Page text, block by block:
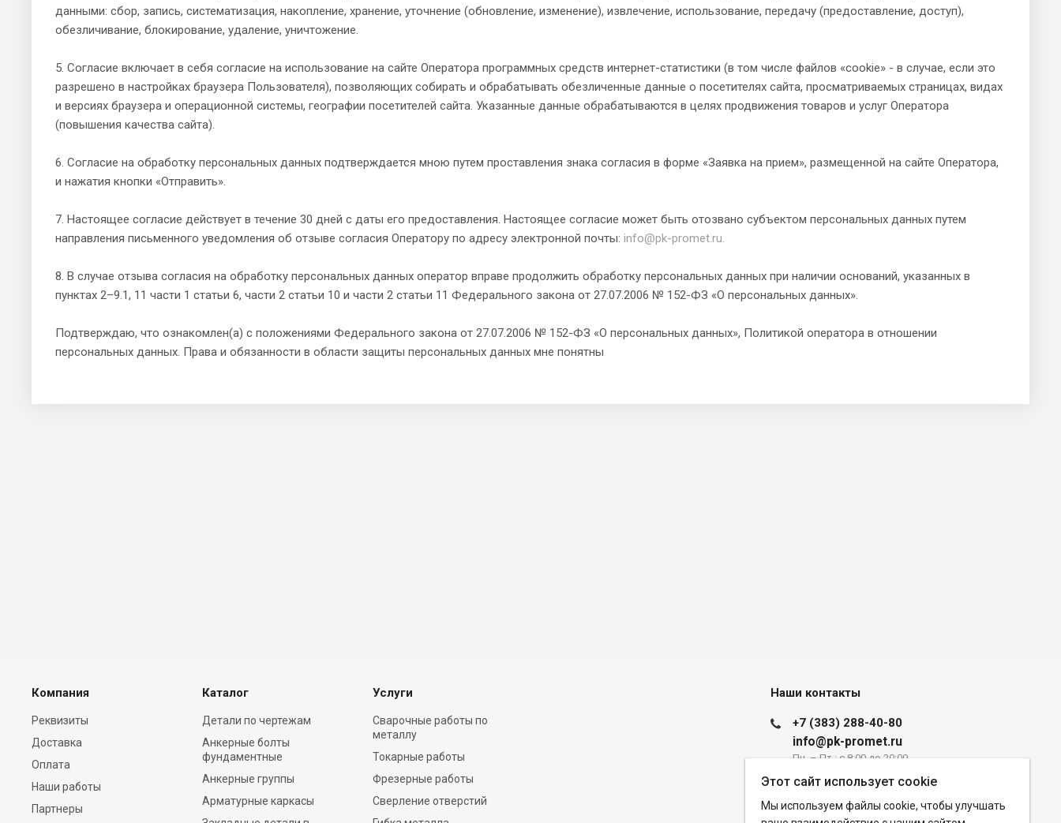
данными: сбор, запись, систематизация, накопление, хранение, уточнение (обновление, изменение), извлечение, использование, передачу (предоставление, доступ),
обезличивание, блокирование, удаление, уничтожение.
5. Согласие включает в себя согласие на использование на сайте Оператора программных средств интернет-статистики (в том числе файлов «cookie» - в случае, если это
разрешено в настройках браузера Пользователя), позволяющих собирать и обрабатывать обезличенные данные о посетителях сайта, просматриваемых страницах, видах
и версиях браузера и операционной системы, географии посетителей сайта. Указанные данные обрабатываются в целях продвижения товаров и услуг Оператора
(повышения качества сайта).
6. Согласие на обработку персональных данных подтверждается мною путем проставления знака согласия в форме «Заявка на прием», размещенной на сайте Оператора,
и нажатия кнопки «Отправить».
7. Настоящее согласие действует в течение 30 дней с даты его предоставления. Настоящее согласие может быть отозвано субъектом персональных данных путем
направления письменного уведомления об отзыве согласия Оператору по адресу электронной почты: info@pk-promet.ru.
8. В случае отзыва согласия на обработку персональных данных оператор вправе продолжить обработку персональных данных при наличии оснований, указанных в
пунктах 2–9.1, 11 части 1 статьи 6, части 2 статьи 10 и части 2 статьи 11 Федерального закона от 27.07.2006 № 152-ФЗ «О персональных данных».
Подтверждаю, что ознакомлен(а) с положениями Федерального закона от 27.07.2006 № 152-ФЗ «О персональных данных», Политикой оператора в отношении
персональных данных. Права и обязанности в области защиты персональных данных мне понятны
Компания
Реквизиты
Доставка
Оплата
Наши работы
Партнеры
Каталог
Детали по чертежам
Анкерные болты
фундаментные
Анкерные группы
Арматурные каркасы
Услуги
Сварочные работы по
металлу
Токарные работы
Фрезерные работы
Сверление отверстий
Наши контакты
+7 (383) 288-40-80
info@pk-promet.ru
Пн. – Пт.: с 8:00 до 20:00
Новосибирск, ул. Часовая, 6, корпус
43
Этот сайт использует cookie
Мы используем файлы cookie, чтобы улучшать